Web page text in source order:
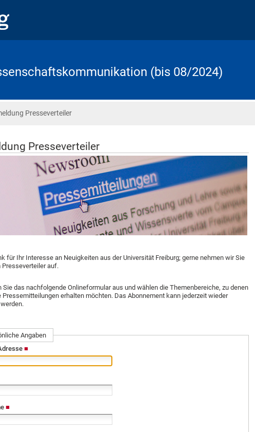
(bis 08/2024)
Presseverteiler
Presseverteiler
für Ihr Interesse an Neuigkeiten aus der Universität Freiburg; gerne nehmen wir Sie
Presseverteiler auf.
Sie das nachfolgende Onlineformular aus und wählen die Themenbereiche, zu denen
Pressemitteilungen erhalten möchten. Das Abonnement kann jederzeit wieder
Angaben